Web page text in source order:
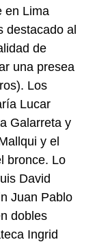
en Lima
destacado al
de
una presea
Los
Lucar
Galarreta y
y el
bronce. Lo
David
Juan Pablo
dobles
Ingrid